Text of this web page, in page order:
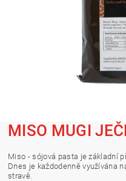
MISO MUGI
Miso - sójová pasta je základní
Dnes je každodenně využívána
stravě.